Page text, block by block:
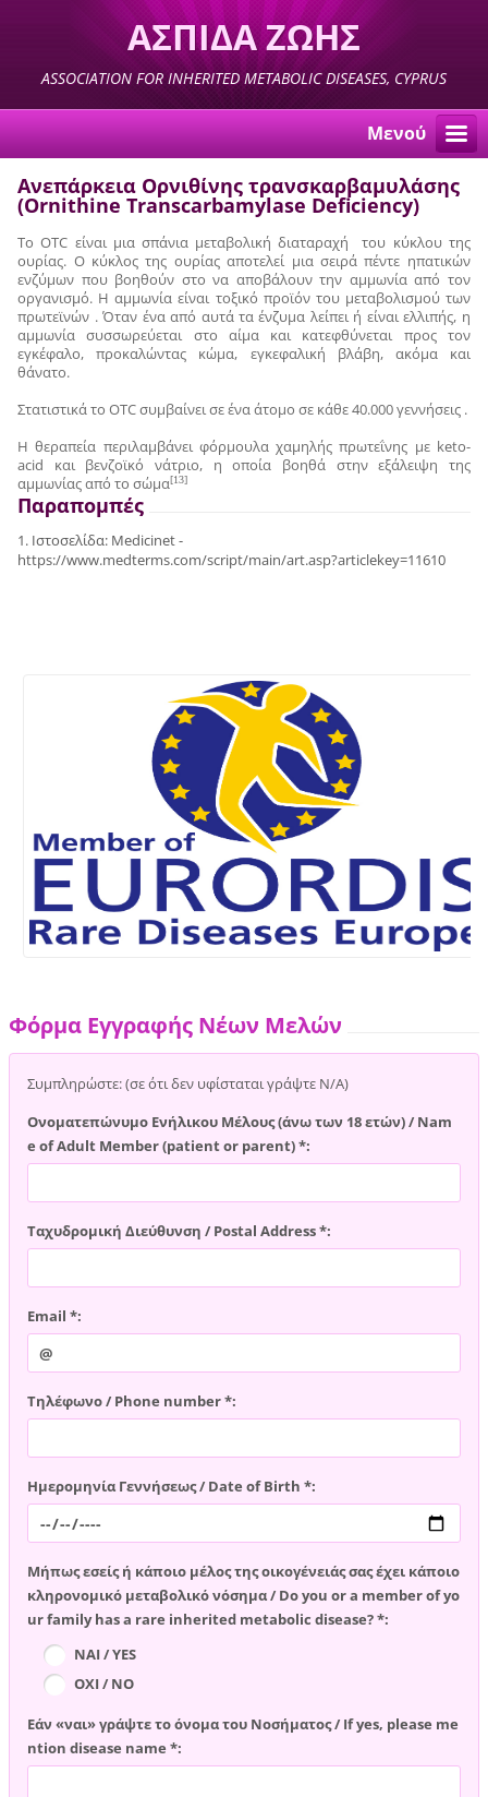
ΑΣΠΙΔΑ ΖΩΗΣ
ASSOCIATION FOR INHERITED METABOLIC DISEASES, CYPRUS
Μενού
Ανεπάρκεια Ορνιθίνης τρανσκαρβαμυλάσης
(Ornithine Transcarbamylase Deficiency)
Το OTC είναι μια σπάνια μεταβολική διαταραχή του κύκλου της
ουρίας. Ο κύκλος της ουρίας αποτελεί μια σειρά πέντε ηπατικών
ενζύμων που βοηθούν στο να αποβάλουν την αμμωνία από τον
οργανισμό. Η αμμωνία είναι τοξικό προϊόν του μεταβολισμού των
πρωτεϊνών . Όταν ένα από αυτά τα ένζυμα λείπει ή είναι ελλιπής, η
αμμωνία συσσωρεύεται στο αίμα και κατεφθύνεται προς τον
εγκέφαλο, προκαλώντας κώμα, εγκεφαλική βλάβη, ακόμα και
θάνατο.
Στατιστικά το OTC συμβαίνει σε ένα άτομο σε κάθε 40.000 γεννήσεις .
Η θεραπεία περιλαμβάνει φόρμουλα χαμηλής πρωτεΐνης με keto-
acid και βενζοϊκό νάτριο, η οποία βοηθά στην εξάλειψη της
αμμωνίας από το σώμα[13]
Παραπομπές
1. Ιστοσελίδα: Medicinet -
https://www.medterms.com/script/main/art.asp?articlekey=11610
Φόρμα Εγγραφής Νέων Μελών
Συμπληρώστε: (σε ότι δεν υφίσταται γράψτε Ν/Α)
Ονοματεπώνυμο Ενήλικου Μέλους (άνω των 18 ετών) / Nam
e of Adult Member (patient or parent) *:
Ταχυδρομική Διεύθυνση / Postal Address *:
Email *:
Τηλέφωνο / Phone number *:
Ημερομηνία Γεννήσεως / Date of Birth *:
Μήπως εσείς ή κάποιο μέλος της οικογένειάς σας έχει κάποιο
κληρονομικό μεταβολικό νόσημα / Do you or a member of yo
ur family has a rare inherited metabolic disease? *:
ΝΑΙ / YES
ΟΧΙ / NO
Εάν «ναι» γράψτε το όνομα του Νοσήματος / If yes, please me
ntion disease name *: